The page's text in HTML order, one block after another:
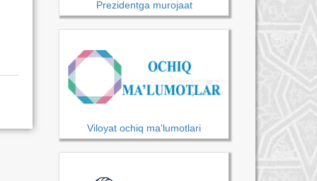
Prezidentga murojaat
Viloyat ochiq ma'lumotlari